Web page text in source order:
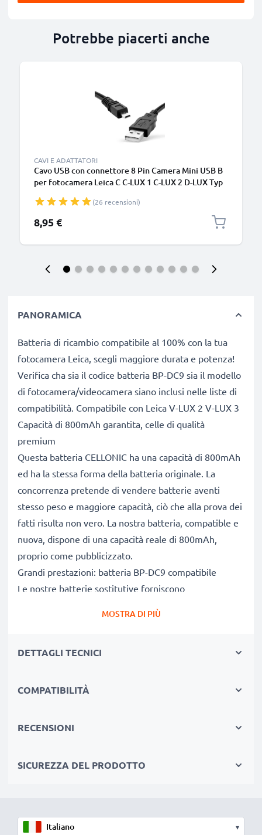
Potrebbe piacerti anche
CAVI E ADATTATORI
Cavo USB con connettore 8 Pin Camera Mini USB B
per fotocamera Leica C C-LUX 1 C-LUX 2 D-LUX Typ
Filo lungo 1.5m ricarica cavetto dati in piacevole
PVC nero
(26 recensioni)
8,95 €
PANORAMICA
Batteria di ricambio compatibile al 100% con la tua
fotocamera Leica, scegli maggiore durata e potenza!
Verifica cha sia il codice batteria BP-DC9 sia il modello
di fotocamera/videocamera siano inclusi nelle liste di
compatibilità. Compatibile con Leica V-LUX 2 V-LUX 3
Capacità di 800mAh garantita, celle di qualità
premium
Questa batteria CELLONIC ha una capacità di 800mAh
ed ha la stessa forma della batteria originale. La
concorrenza pretende di vendere batterie aventi
stesso peso e maggiore capacità, ciò che alla prova dei
fatti risulta non vero. La nostra batteria, compatible e
nuova, dispone di una capacità reale di 800mAh,
proprio come pubblicizzato.
Grandi prestazioni: batteria BP-DC9 compatibile
Le nostre batterie sostitutive forniscono
raggiungendo un altissimo numero di cicli di carica-
Qualità superiore & alti standard di sicurezza
fornirti una garanzia di ben 3 anni.
scelta più intelligente e più ecosostenibile che tu
MOSTRA DI PIÙ
DETTAGLI TECNICI
COMPATIBILITÀ
RECENSIONI
SICUREZZA DEL PRODOTTO
▾